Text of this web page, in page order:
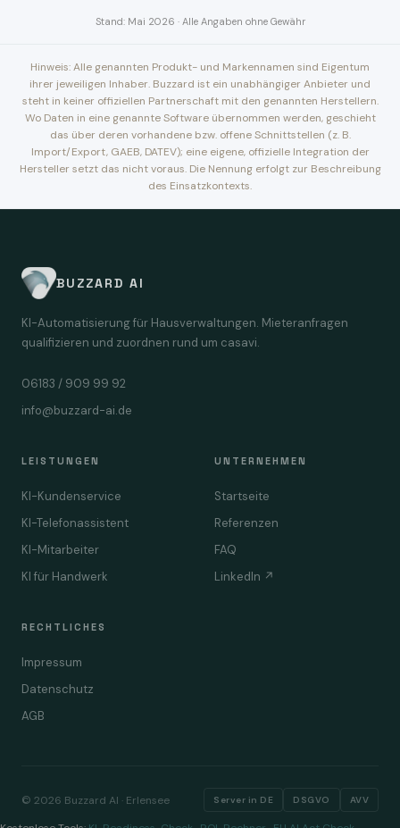
Stand: Mai 2026 · Alle Angaben ohne Gewähr
Hinweis: Alle genannten Produkt- und Markennamen sind Eigentum
ihrer jeweiligen Inhaber. Buzzard ist ein unabhängiger Anbieter und
steht in keiner offiziellen Partnerschaft mit den genannten Herstellern.
Wo Daten in eine genannte Software übernommen werden, geschieht
das über deren vorhandene bzw. offene Schnittstellen (z. B.
Import/Export, GAEB, DATEV); eine eigene, offizielle Integration der
Hersteller setzt das nicht voraus. Die Nennung erfolgt zur Beschreibung
des Einsatzkontexts.
BUZZARD AI
KI-Automatisierung für Hausverwaltungen. Mieteranfragen
qualifizieren und zuordnen rund um casavi.
06183 / 909 99 92
info@buzzard-ai.de
LEISTUNGEN
KI-Kundenservice
KI-Telefonassistent
KI-Mitarbeiter
KI für Handwerk
UNTERNEHMEN
Startseite
Referenzen
FAQ
LinkedIn ↗
RECHTLICHES
Impressum
Datenschutz
AGB
© 2026 Buzzard AI · Erlensee Server in DE DSGVO AVV